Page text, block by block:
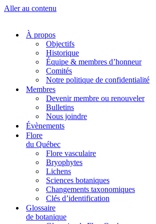
Aller au contenu
À propos
Objectifs
Historique
Équipe & membres d’honneur
Comités
Notre politique de confidentialité
Membres
Devenir membre ou renouveler
Bulletins
Nous joindre
Évènements
Flore
du Québec
Flore vasculaire
Bryophytes
Lichens
Sciences botaniques
Changements taxonomiques
Clés d’identification
Glossaire
de botanique